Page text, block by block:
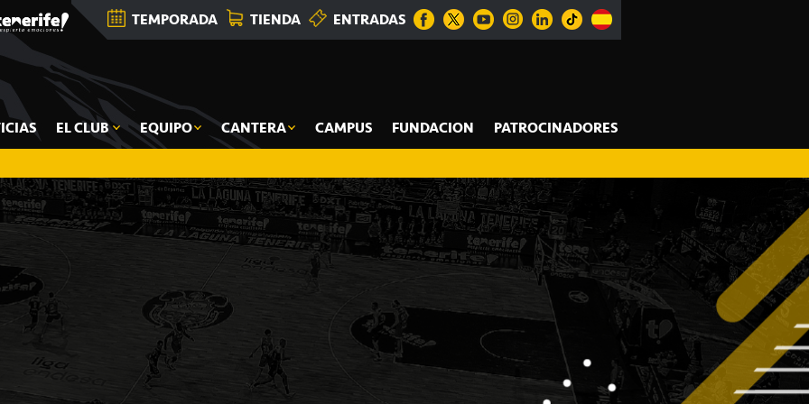
TEMPORADA TIENDA ENTRADAS
EL CLUB EQUIPO CANTERA CAMPUS FUNDACION PATROCINADORES